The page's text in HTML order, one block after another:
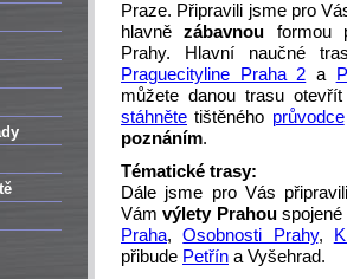
Praze. Připravili jsme pro
hlavně zábavnou formou
Prahy. Hlavní naučné
Praguecityline Praha 2 a
můžete danou trasu
stáhněte tištěného průvodce
poznáním.
Tématické trasy:
Dále jsme pro Vás
Vámvýlety Prahou
Praha,Osobnosti Prahy,
přibude Petřín a Vyšehrad.